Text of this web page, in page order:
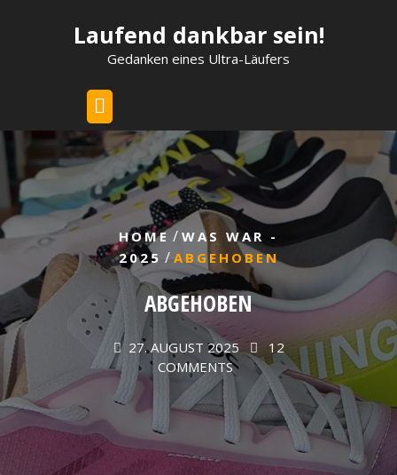
Laufend dankbar sein!
Gedanken eines Ultra-Läufers
HOME / WAS WAR -
2025 / ABGEHOBEN
ABGEHOBEN
27. AUGUST 2025
12
COMMENTS